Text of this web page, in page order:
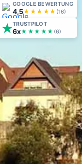
GOOGLE BEWERTUNG
4,5★★★★★ (16)
TRUSTPILOT
6x★★★★★ (6)